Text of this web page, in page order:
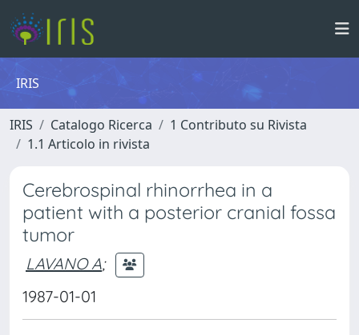
IRIS
IRIS Catalogo Ricerca
1 Contributo su Rivista
1.1 Articolo in rivista
Cerebrospinal rhinorrhea in a
patient with a posterior cranial fossa
tumor
LAVANO A;
1987-01-01